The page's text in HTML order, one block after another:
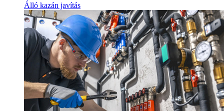
Álló kazán javítás